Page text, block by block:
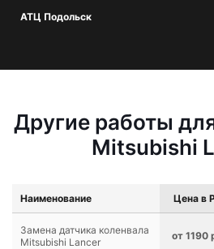
АТЦ Подольск
Другие работы
Mitsubishi
Наименование Цена в
Замена датчика коленвала
Mitsubishi Lancer
от 1190